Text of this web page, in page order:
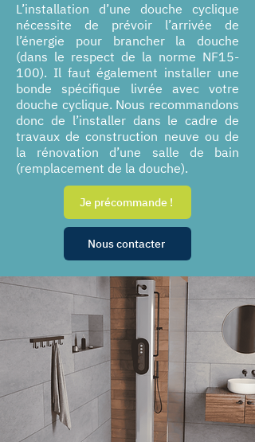
L’installation d’une douche cyclique
nécessite de prévoir l’arrivée de
l’énergie pour brancher la douche
(dans le respect de la norme NF15-
100). Il faut également installer une
bonde spécifique livrée avec votre
douche cyclique. Nous recommandons
donc de l’installer dans le cadre de
travaux de construction neuve ou de
la rénovation d’une salle de bain
(remplacement de la douche).
Je précommande !
Nous contacter